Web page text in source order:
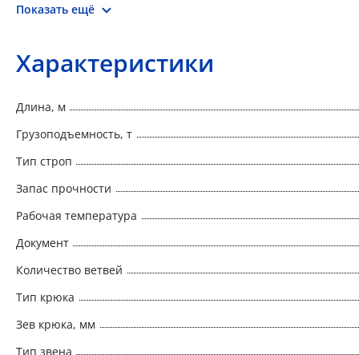
Показать ещё
Характеристики
Длина, м
Грузоподъемность, т
Тип строп
Запас прочности
Рабочая температура
Документ
Количество ветвей
Тип крюка
Зев крюка, мм
Тип звена